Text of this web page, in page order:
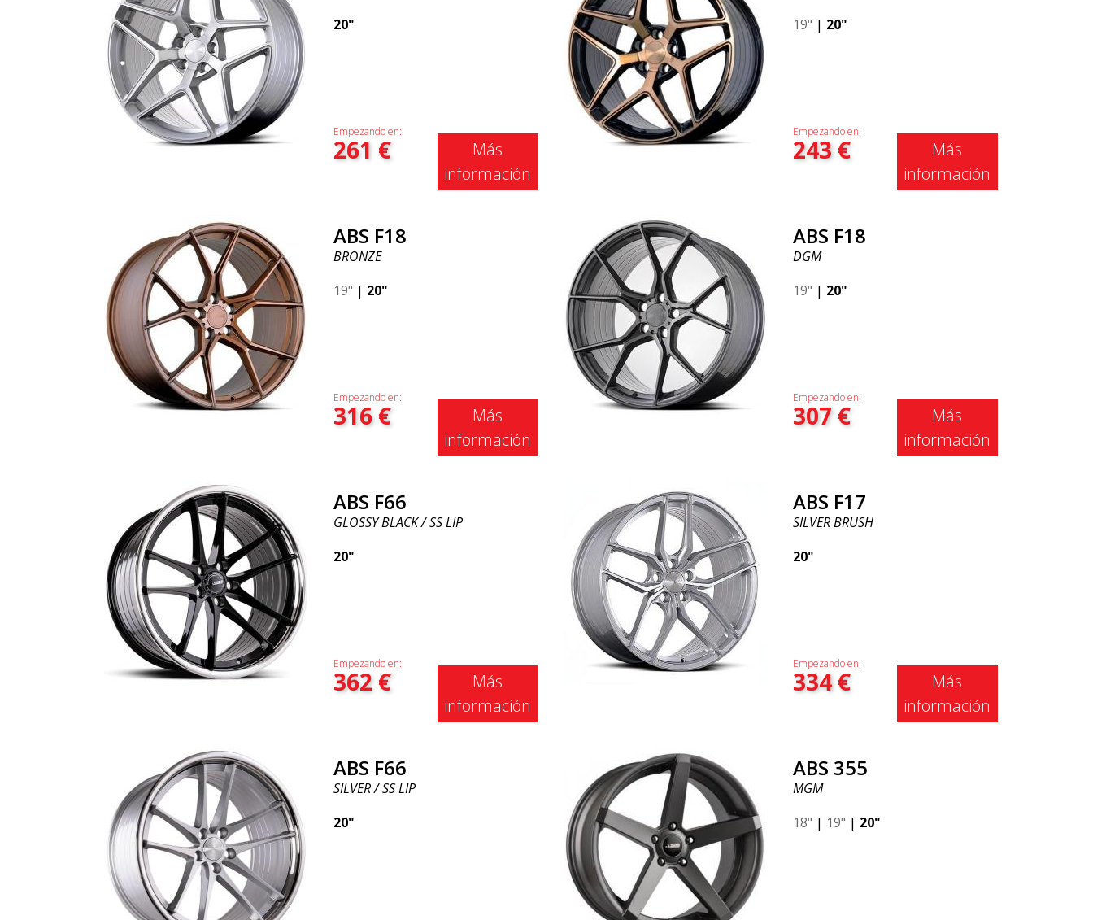
20"
Empezando en:
261 €
Más
información
19" | 20"
Empezando en:
243€
Más
información
ABS F18
BRONZE
19" | 20"
Empezando en:
316€
Más
información
ABS F18
DGM
19" | 20"
Empezando en:
307€
Más
información
ABS F66
GLOSSY BLACK / SS LIP
20"
Empezando en:
362€
Más
información
ABS F17
SILVER BRUSH
20"
Empezando en:
334€
Más
información
ABS F66
SILVER / SS LIP
20"
ABS 355
MGM
18" | 19" | 20"